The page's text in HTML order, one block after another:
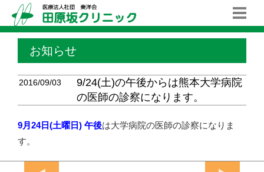
お知らせ
2016/09/03
9/24(土)の午後からは熊本大学病院
の医師の診察になります。
9月24日(土曜日) 午後は大学病院の医師の診察になりま
す。